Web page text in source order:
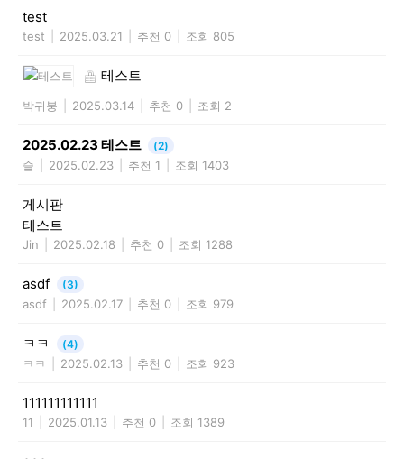
test
test 2025.03.21 추천 0 조회 805
테스트
박귀붕 2025.03.14 추천 0 조회 2
2025.02.23 테스트 (2)
슬 2025.02.23 추천 1 조회 1403
게시판
테스트
Jin 2025.02.18 추천 0 조회 1288
asdf (3)
asdf 2025.02.17 추천 0 조회 979
ㅋㅋ (4)
ㅋㅋ 2025.02.13 추천 0 조회 923
111111111111
11 2025.01.13 추천 0 조회 1389